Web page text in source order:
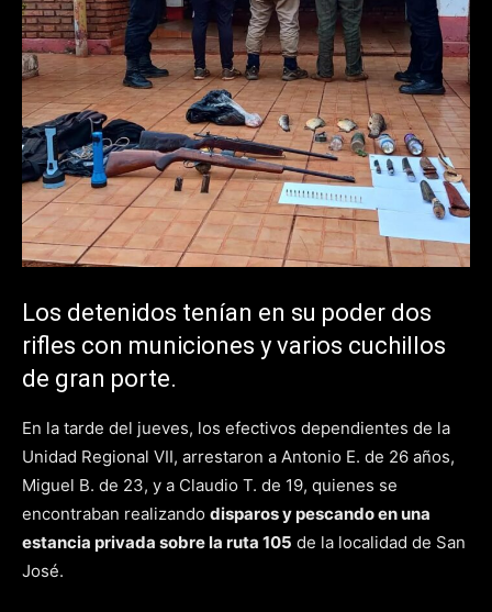
Los detenidos tenían en su poder dos
rifles con municiones y varios cuchillos
de gran porte.
En la tarde del jueves, los efectivos dependientes de la
Unidad Regional VII, arrestaron a Antonio E. de 26 años,
Miguel B. de 23, y a Claudio T. de 19, quienes se
encontraban realizando disparos y pescando en una
estancia privada sobre la ruta 105 de la localidad de San
José.